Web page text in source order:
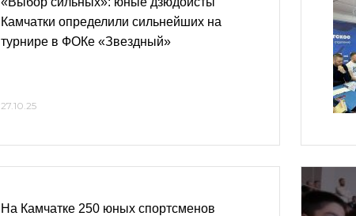
Камчатки определили сильнейших на
турнире в ФОКе «Звездный»
27.10.25
На Камчатке 250 юных спортсменов